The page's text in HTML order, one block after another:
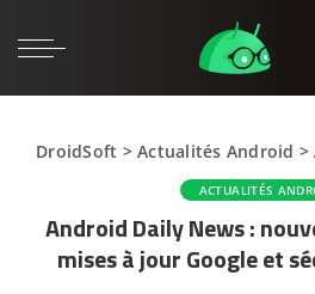
DroidSoft >Actualités Android >
ACTUALITÉS
Android Daily News :
mises à jour Google et